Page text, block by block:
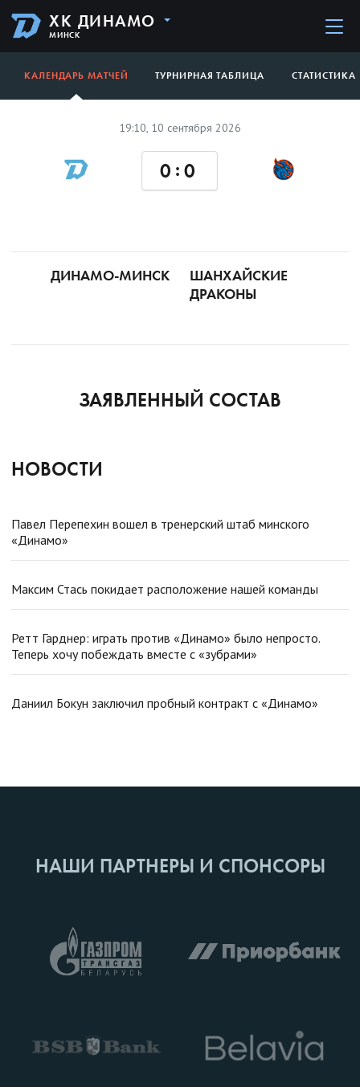
ХК ДИНАМО
МИНСК
КАЛЕНДАРЬ МАТЧЕЙ ТУРНИРНАЯ ТАБЛИЦА СТАТИСТИКА
19:10, 10 сентября 2026
ДИНАМО-МИНСК
0 :0
ШАНХАЙСКИЕ
ДРАКОНЫ
ЗАЯВЛЕННЫЙ СОСТАВ
НОВОСТИ
Павел Перепехин вошел в тренерский штаб минского
«Динамо»
Максим Стась покидает расположение нашей команды
Ретт Гарднер: играть против «Динамо» было непросто.
Теперь хочу побеждать вместе с «зубрами»
Даниил Бокун заключил пробный контракт с «Динамо»
НАШИ ПАРТНЕРЫ И СПОНСОРЫ